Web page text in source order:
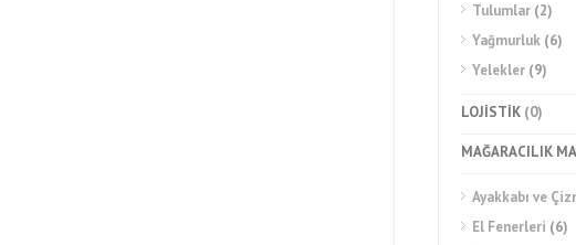
Tulumlar (2)
Yağmurluk (6)
Yelekler (9)
LOJİSTİK (0)
MAĞARACILIK
Ayakkabı ve
El Fenerleri (6)